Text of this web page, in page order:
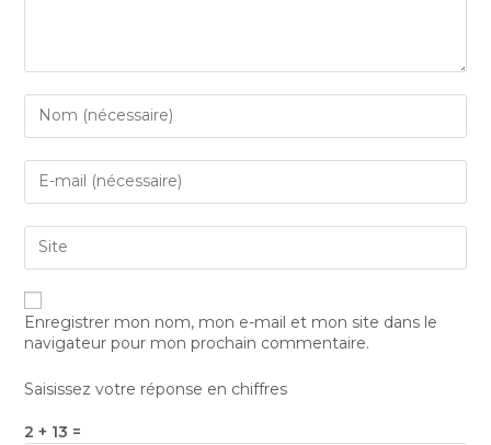
Enregistrer mon nom, mon e-mail et mon site dans le
navigateur pour mon prochain commentaire.
Saisissez votre réponse en chiffres
2 + 13 =